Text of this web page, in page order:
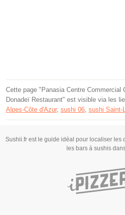
Cette page "Panasia Centre Commercial
Donadeï Restaurant" est visible via les
Alpes-Côte d'Azur, sushi 06 sushi Saint-
Sushii.fr est le guide idéal pour localiser les
les bars à sushis